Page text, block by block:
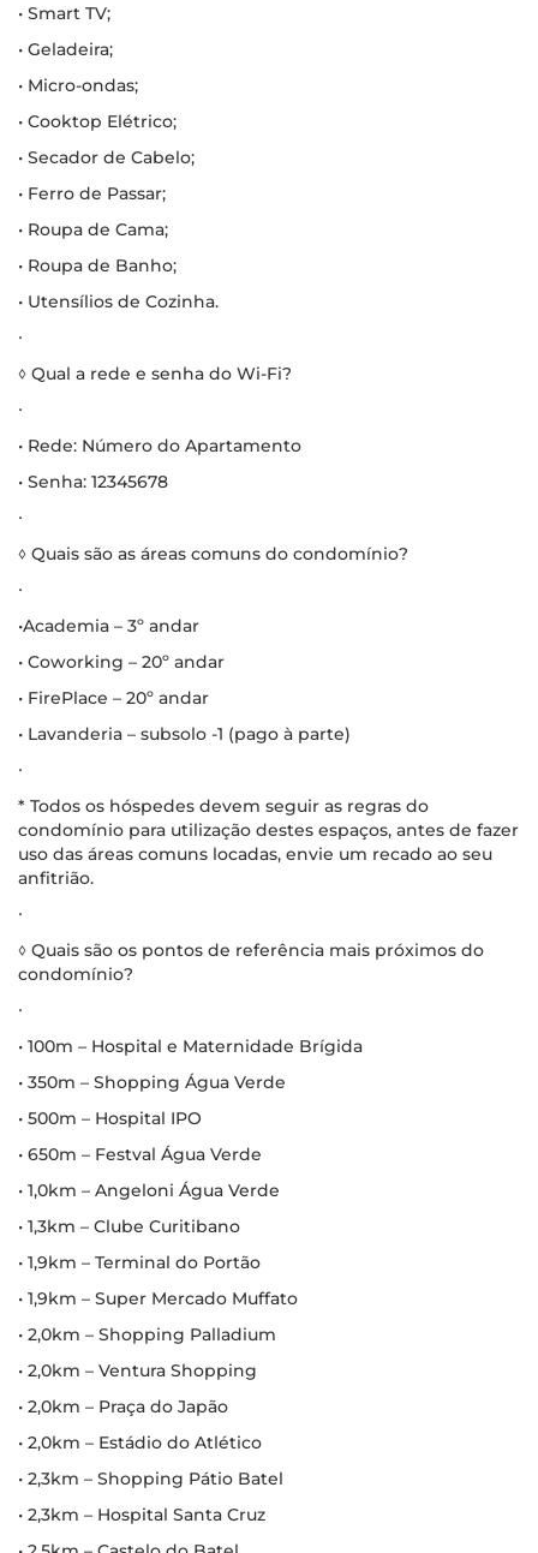
• Smart TV;
• Geladeira;
• Micro-ondas;
• Cooktop Elétrico;
• Secador de Cabelo;
• Ferro de Passar;
• Roupa de Cama;
• Roupa de Banho;
• Utensílios de Cozinha.
∙
◊ Qual a rede e senha do Wi-Fi?
∙
• Rede: Número do Apartamento
• Senha: 12345678
∙
◊ Quais são as áreas comuns do condomínio?
∙
•Academia – 3º andar
• Coworking – 20º andar
• FirePlace – 20º andar
• Lavanderia – subsolo -1 (pago à parte)
∙
* Todos os hóspedes devem seguir as regras do
condomínio para utilização destes espaços, antes de fazer
uso das áreas comuns locadas, envie um recado ao seu
anfitrião.
∙
◊ Quais são os pontos de referência mais próximos do
condomínio?
∙
• 100m – Hospital e Maternidade Brígida
• 350m – Shopping Água Verde
• 500m – Hospital IPO
• 650m – Festval Água Verde
• 1,0km – Angeloni Água Verde
• 1,3km – Clube Curitibano
• 1,9km – Terminal do Portão
• 1,9km – Super Mercado Muffato
• 2,0km – Shopping Palladium
• 2,0km – Ventura Shopping
• 2,0km – Praça do Japão
• 2,0km – Estádio do Atlético
• 2,3km – Shopping Pátio Batel
• 2,3km – Hospital Santa Cruz